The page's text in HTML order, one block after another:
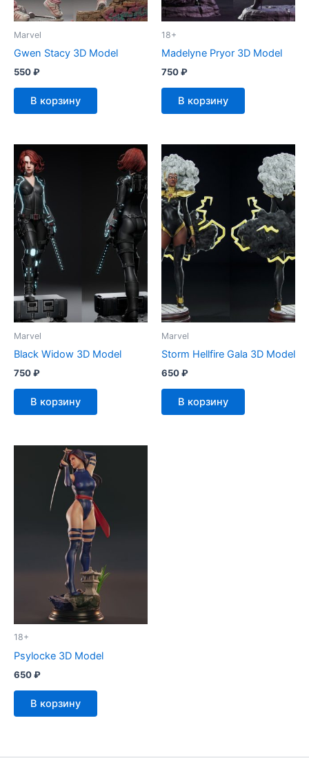
Marvel
Gwen Stacy 3D Model
550₽
В корзину
18+
Madelyne Pryor 3D Model
750₽
В корзину
Marvel
Black Widow 3D Model
750₽
В корзину
Marvel
Storm Hellfire Gala 3D Model
650₽
В корзину
18+
Psylocke 3D Model
650₽
В корзину